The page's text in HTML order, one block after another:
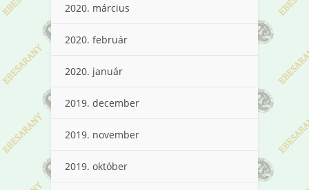
2020. március
2020. február
2020. január
2019. december
2019. november
2019. október